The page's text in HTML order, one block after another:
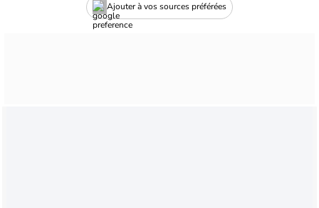
Ajouter à vos sources préférées